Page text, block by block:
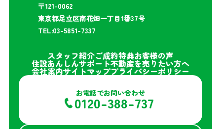
〒121-0062
東京都足立区南花畑一丁目1番37号
TEL:03-5851-7337
スタッフ紹介ご成約特典お客様の声
住設あんしんサポート不動産を売りたい方へ
会社案内サイトマッププライバシーポリシー
お電話でお問い合わせ
0120-388-737